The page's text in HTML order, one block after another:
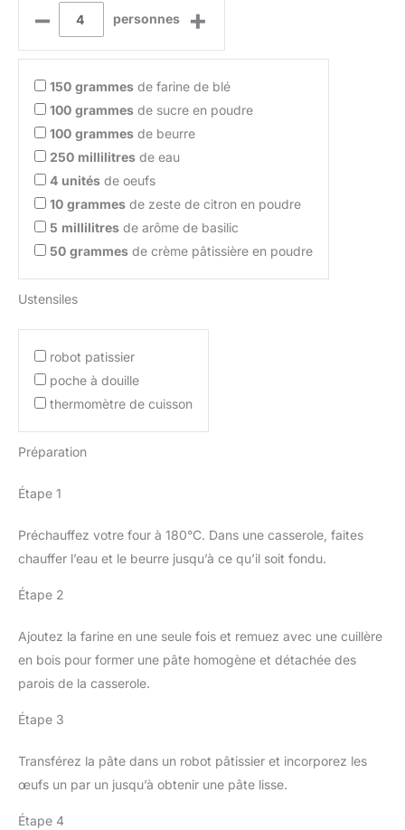
– personnes +
150 grammes de farine de blé
100 grammes de sucre en poudre
100 grammes de beurre
250 millilitres de eau
4 unités de oeufs
10 grammes de zeste de citron en poudre
5 millilitres de arôme de basilic
50 grammes de crème pâtissière en poudre
Ustensiles
robot patissier
poche à douille
thermomètre de cuisson
Préparation
Étape 1
Préchauffez votre four à 180°C. Dans une casserole, faites
chauffer l’eau et le beurre jusqu’à ce qu’il soit fondu.
Étape 2
Ajoutez la farine en une seule fois et remuez avec une cuillère
en bois pour former une pâte homogène et détachée des
parois de la casserole.
Étape 3
Transférez la pâte dans un robot pâtissier et incorporez les
œufs un par un jusqu’à obtenir une pâte lisse.
Étape 4